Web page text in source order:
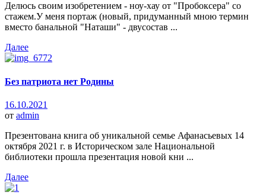
Делюсь своим изобретением - ноу-хау от "Пробоксера" со
стажем.У меня портаж (новый, придуманный мною термин
вместо банальной "Наташи" - двусостав ...
Далее
Без патриота нет Родины
16.10.2021
от admin
Презентована книга об уникальной семье Афанасьевых 14
октября 2021 г. в Историческом зале Национальной
библиотеки прошла презентация новой кни ...
Далее